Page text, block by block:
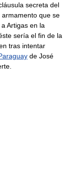
secreta del
armamento que se
Artigas en la
sería el fin de la
tras intentar
de José